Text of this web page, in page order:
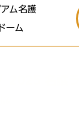
ム名護
ーム